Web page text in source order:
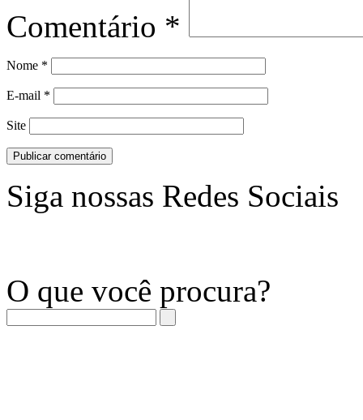
Comentário *
Nome *
E-mail *
Site
Siga nossas Redes Sociais
O que você procura?